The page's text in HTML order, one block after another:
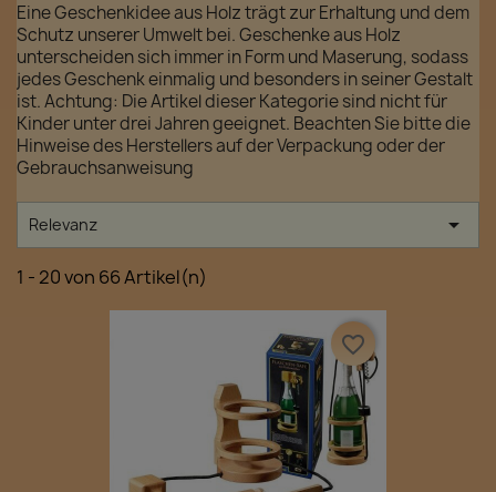
Eine Geschenkidee aus Holz trägt zur Erhaltung und dem
Schutz unserer Umwelt bei. Geschenke aus Holz
unterscheiden sich immer in Form und Maserung, sodass
jedes Geschenk einmalig und besonders in seiner Gestalt
ist. Achtung: Die Artikel dieser Kategorie sind nicht für
Kinder unter drei Jahren geeignet. Beachten Sie bitte die
Hinweise des Herstellers auf der Verpackung oder der
Gebrauchsanweisung
Relevanz 
1 - 20 von 66 Artikel(n)
favorite_border